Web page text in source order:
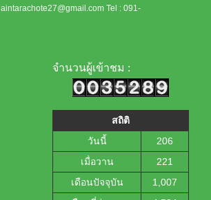
aintarachote27@gmail.com Tel : 091-
จำนวนผู้เข้าชม :
สถิติ
วันนี้
206
เมื่อวาน
221
เดือนปัจจุบัน
1,007